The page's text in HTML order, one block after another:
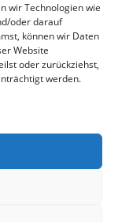
wir Technologien wie
oder darauf
können wir Daten
Website
oder zurückziehst,
werden.